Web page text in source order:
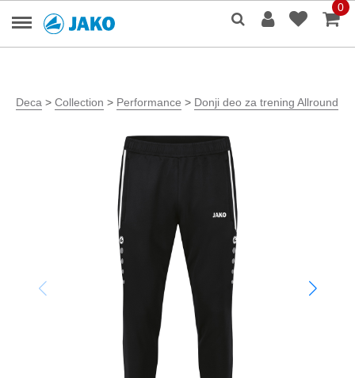
0
Deca > Collection > Performance > Donji deo za trening Allround